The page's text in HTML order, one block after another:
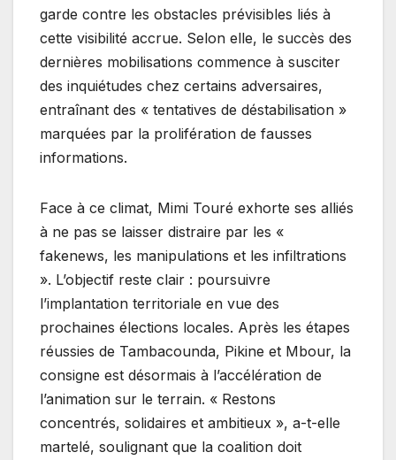
garde contre les obstacles prévisibles liés à
cette visibilité accrue. Selon elle, le succès des
dernières mobilisations commence à susciter
des inquiétudes chez certains adversaires,
entraînant des « tentatives de déstabilisation »
marquées par la prolifération de fausses
informations.
Face à ce climat, Mimi Touré exhorte ses alliés
à ne pas se laisser distraire par les «
fakenews, les manipulations et les infiltrations
». L’objectif reste clair : poursuivre
l’implantation territoriale en vue des
prochaines élections locales. Après les étapes
réussies de Tambacounda, Pikine et Mbour, la
consigne est désormais à l’accélération de
l’animation sur le terrain. « Restons
concentrés, solidaires et ambitieux », a-t-elle
martelé, soulignant que la coalition doit